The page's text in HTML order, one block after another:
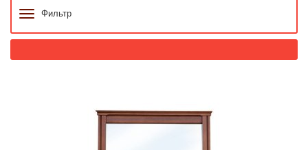
Фильтр